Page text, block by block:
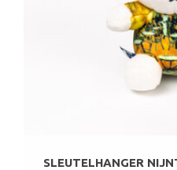
SLEUTELHANGER